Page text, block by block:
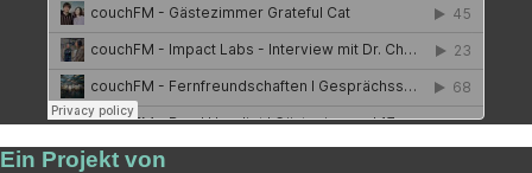
Ein Projekt von